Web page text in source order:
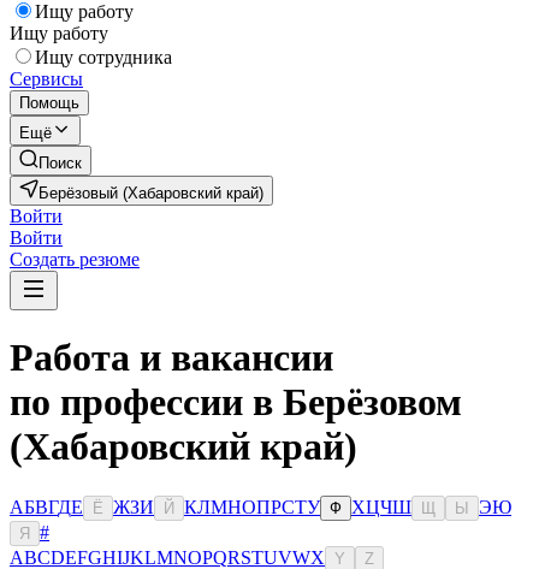
Ищу работу
Ищу работу
Ищу сотрудника
Сервисы
Помощь
Ещё
Поиск
Берёзовый (Хабаровский край)
Войти
Войти
Создать резюме
Работа и вакансии
по профессии в Берёзовом
(Хабаровский край)
АБВГДЕ Ё ЖЗИ Й КЛМНОПРСТУ Ф ХЦЧШ Ы ЭЮ
Я
#
ABCDEFGHIJKLMNOPQRSTUVWX Y Z